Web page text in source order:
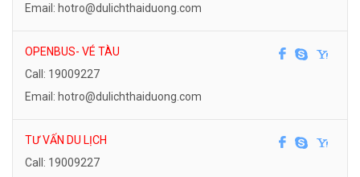
Email: hotro@dulichthaiduong.com
OPENBUS- VÉ TÀU
Call: 19009227
Email: hotro@dulichthaiduong.com
TƯ VẤN DU LỊCH
Call: 19009227